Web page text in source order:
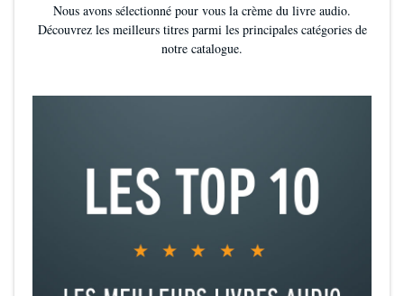
Nous avons sélectionné pour vous la crème du livre audio.
Découvrez les meilleurs titres parmi les principales catégories de
notre catalogue.